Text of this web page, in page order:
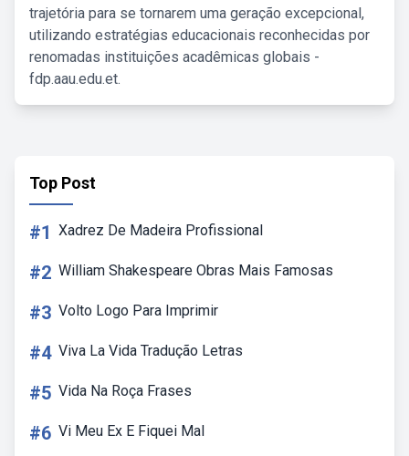
trajetória para se tornarem uma geração excepcional,
utilizando estratégias educacionais reconhecidas por
renomadas instituições acadêmicas globais -
fdp.aau.edu.et.
Top Post
#1 Xadrez De Madeira Profissional
#2 William Shakespeare Obras Mais Famosas
#3 Volto Logo Para Imprimir
#4 Viva La Vida Tradução Letras
#5 Vida Na Roça Frases
#6 Vi Meu Ex E Fiquei Mal